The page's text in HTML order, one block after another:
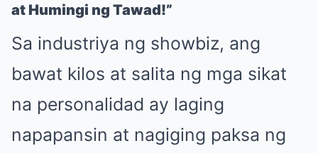
at Humingi ng Tawad!”
Sa industriya ng showbiz, ang
bawat kilos at salita ng mga sikat
na personalidad ay laging
napapansin at nagiging paksa ng